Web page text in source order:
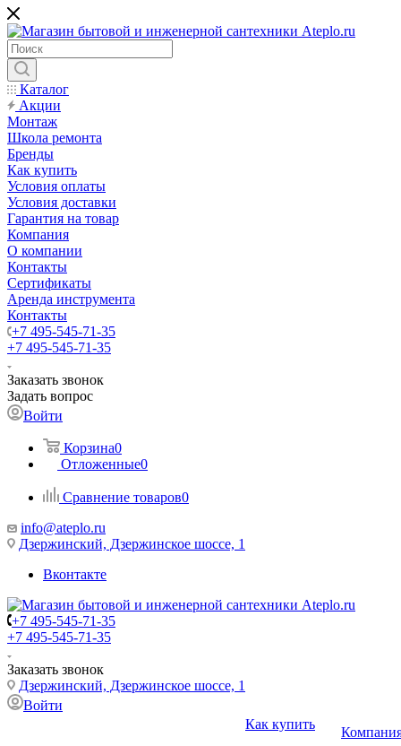
Каталог
Акции
Монтаж
Школа ремонта
Бренды
Как купить
Условия оплаты
Условия доставки
Гарантия на товар
Компания
О компании
Контакты
Сертификаты
Аренда инструмента
Контакты
+7 495-545-71-35
+7 495-545-71-35
Заказать звонок
Задать вопрос
Войти
Корзина0
Отложенные0
Сравнение товаров0
info@ateplo.ru
Дзержинский, Дзержинское шоссе, 1
Вконтакте
+7 495-545-71-35
+7 495-545-71-35
Заказать звонок
Дзержинский, Дзержинское шоссе, 1
Войти
Как купить